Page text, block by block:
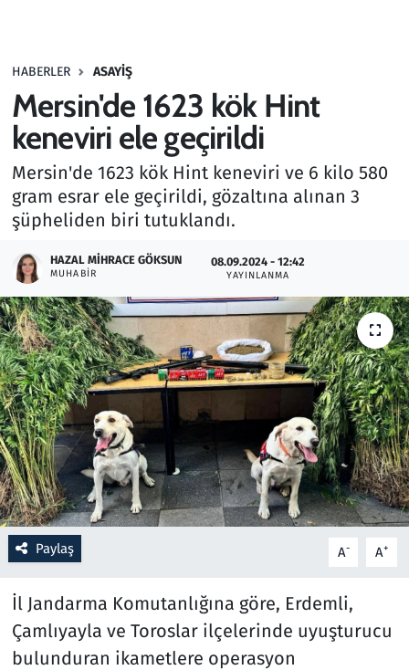
HABERLER ASAYIŞ
Mersin'de 1623 kök Hint
keneviri ele geçirildi
Mersin'de 1623 kök Hint keneviri ve 6 kilo 580
gram esrar ele geçirildi, gözaltına alınan 3
şüpheliden biri tutuklandı.
HAZAL MIHRACE GÖKSUN
MUHABIR
08.09.2024 - 12:42
YAYINLANMA
Paylaş A- A+
İl Jandarma Komutanlığına göre, Erdemli,
Çamlıyayla ve Toroslar ilçelerinde uyuşturucu
bulunduran ikametlere operasyon
Haber
Kültür Sanat
Kurumsal Haberler
Lezzet Durağı
Memur ve Kamu
Otomobil
Oyun
Ramazan
Resmi İlanlar
Rüya Tabirleri
Sağlık
Seçim 2023